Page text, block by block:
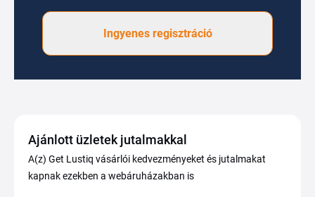
Ingyenes regisztráció
Ajánlott üzletek jutalmakkal
A(z) Get Lustiq vásárlói kedvezményeket és jutalmakat
kapnak ezekben a webáruházakban is